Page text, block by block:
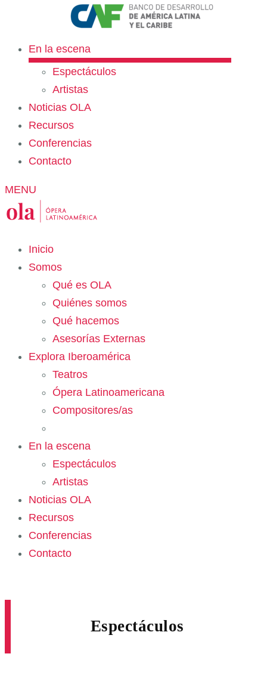
En la escena
Espectáculos
Artistas
Noticias OLA
Recursos
Conferencias
Contacto
MENU
Inicio
Somos
Qué es OLA
Quiénes somos
Qué hacemos
Asesorías Externas
Explora Iberoamérica
Teatros
Ópera Latinoamericana
Compositores/as
En la escena
Espectáculos
Artistas
Noticias OLA
Recursos
Conferencias
Contacto
Espectáculos